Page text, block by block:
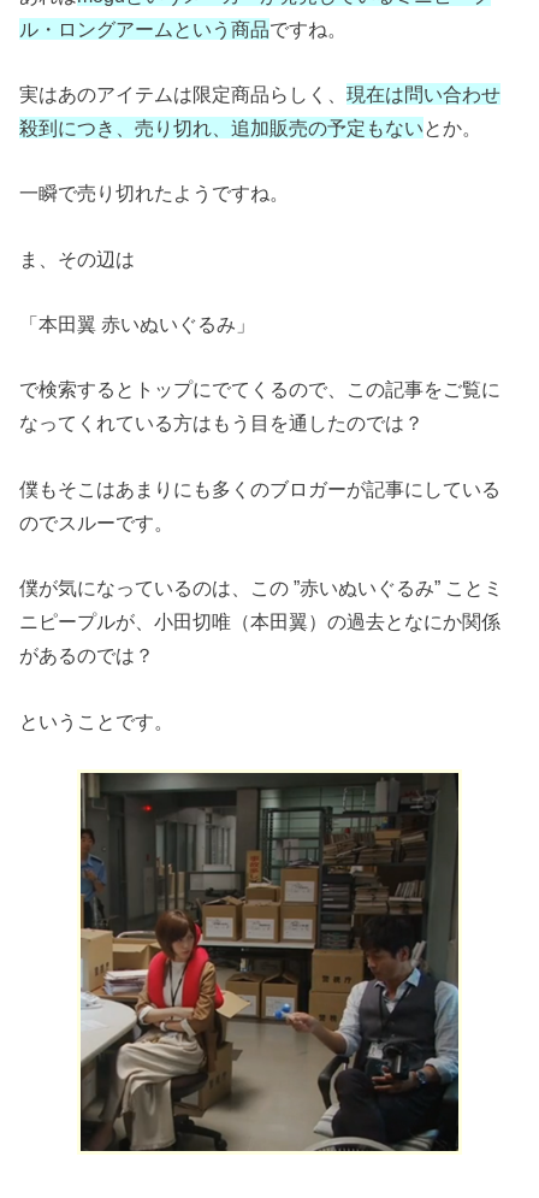
ル・ロングアームという商品ですね。
実はあのアイテムは限定商品らしく、現在は問い合わせ
殺到につき、売り切れ、追加販売の予定もないとか。
一瞬で売り切れたようですね。
ま、その辺は
「本田翼 赤いぬいぐるみ」
で検索するとトップにでてくるので、この記事をご覧に
なってくれている方はもう目を通したのでは？
僕もそこはあまりにも多くのブロガーが記事にしている
のでスルーです。
僕が気になっているのは、この ”赤いぬいぐるみ” ことミ
ニピープルが、小田切唯（本田翼）の過去となにか関係
があるのでは？
ということです。